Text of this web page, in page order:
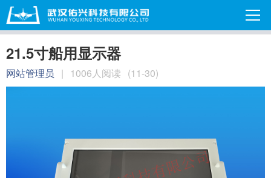
21.5寸船用显示器
网站管理员 | 1006人阅读 (11-30)